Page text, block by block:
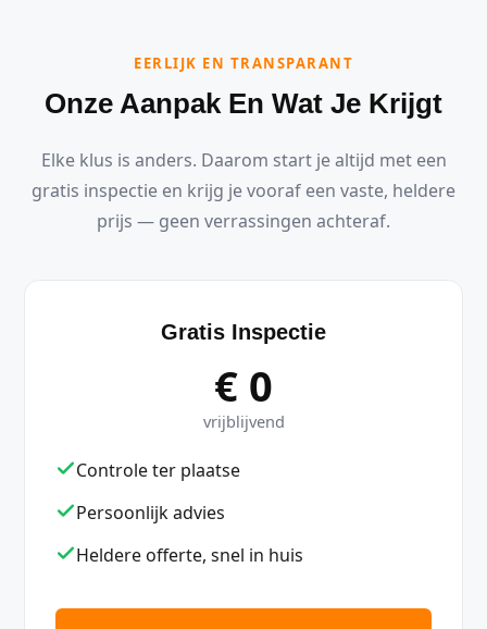
EERLIJK EN TRANSPARANT
Onze Aanpak En Wat Je Krijgt
Elke klus is anders. Daarom start je altijd met een
gratis inspectie en krijg je vooraf een vaste, heldere
prijs — geen verrassingen achteraf.
Gratis Inspectie
€ 0
vrijblijvend
Controle ter plaatse
Persoonlijk advies
Heldere offerte, snel in huis